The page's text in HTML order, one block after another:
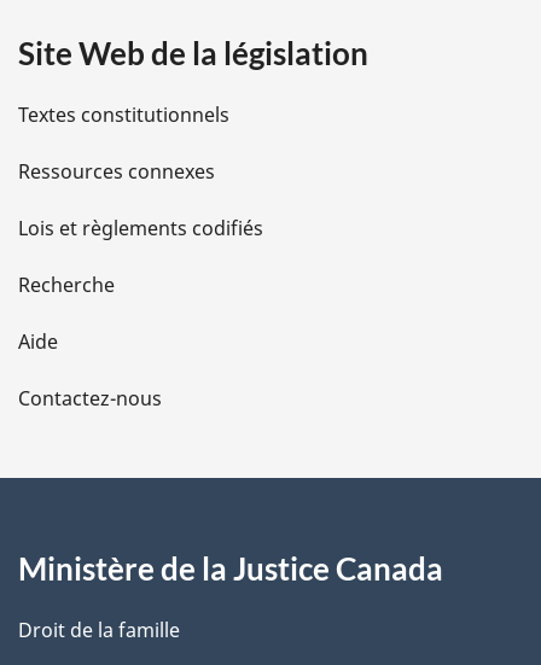
i
l
s
d
e
l
a
e
Site Web de la législation
Textes constitutionnels
Ressources connexes
Lois et règlements codifiés
Recherche
Aide
Contactez-nous
Ministère de la Justice Canada
Droit de la famille